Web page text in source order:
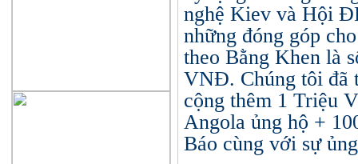
nghệ Kiev và Hội
những đóng góp
theo Bằng Khen là
VNĐ. Chúng tôi đã
cộng thêm 1 Triệu
Angola ủng hộ +
Báo cùng với sự